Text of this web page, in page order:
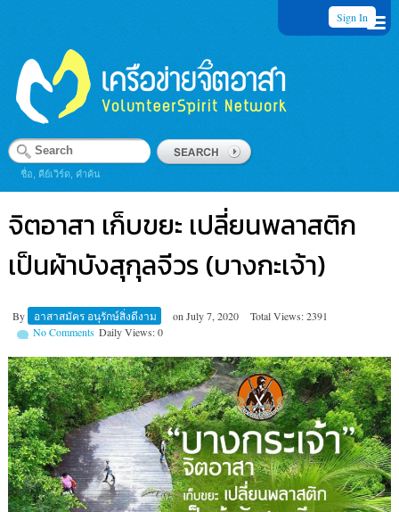
Sign In
ชื่อ, คีย์เวิร์ด, คำค้น
จิตอาสา เก็บขยะ เปลี่ยนพลาสติก
เป็นผ้าบังสุกุลจีวร (บางกะเจ้า)
By อาสาสมัคร อนุรักษ์สิ่งดีงาม on July 7, 2020
Total Views: 2391
Daily Views: 0
No Comments